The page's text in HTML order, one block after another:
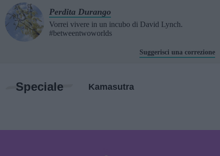
Perdita Durango
Vorrei vivere in un incubo di David Lynch.
#betweentwoworlds
Suggerisci una correzione
Speciale Kamasutra